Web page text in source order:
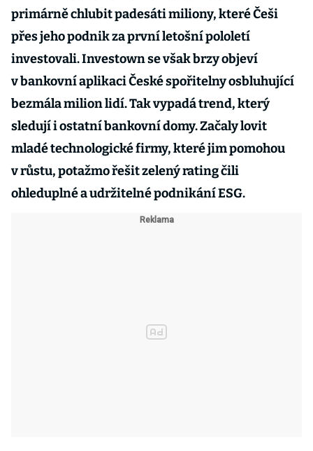
primárně chlubit padesáti miliony, které Češi
přes jeho podnik za první letošní pololetí
investovali. Investown se však brzy objeví
v bankovní aplikaci České spořitelny osbluhující
bezmála milion lidí. Tak vypadá trend, který
sledují i ostatní bankovní domy. Začaly lovit
mladé technologické firmy, které jim pomohou
v růstu, potažmo řešit zelený rating čili
ohleduplné a udržitelné podnikání ESG.